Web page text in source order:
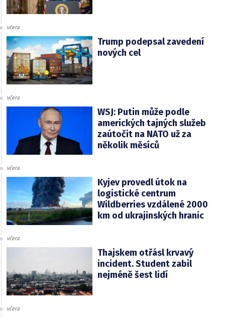
včera
Trump podepsal zavedení
nových cel
včera
WSJ: Putin může podle
amerických tajných služeb
zaútočit na NATO už za
několik měsíců
včera
Kyjev provedl útok na
logistické centrum
Wildberries vzdálené 2000
km od ukrajinských hranic
včera
Thajskem otřásl krvavý
incident. Student zabil
nejméně šest lidí
včera